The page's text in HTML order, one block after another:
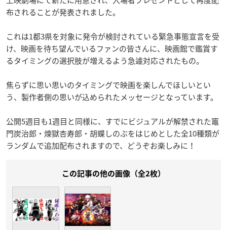
布されることが発表されました。
これは1都3県を対象に発令が検討されている緊急事態宣言を受
け、映画を待ち望んでいるファンの皆さんに、映画館で鑑賞す
るタイミングの選択肢が増えるよう急遽対応されたもの。
焦らずに思い思いのタイミングで映画を楽しんでほしいとい
う、製作者側の思いが込められたメッセージとなっています。
公開5週目も1週目と同様に、すでにビジュアルが解禁された竈
門炭治郎・煉獄杏寿郎・胡蝶しのぶをはじめとした全10種類が
ランダムで追加配布されますので、どうぞお楽しみに！
この記事の他の画像（全2枚）